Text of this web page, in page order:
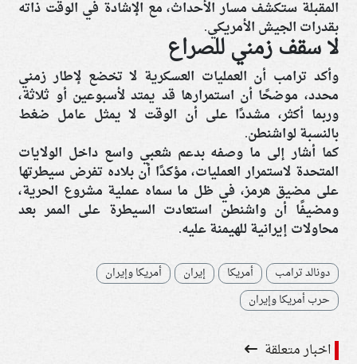
المقبلة ستكشف مسار الأحداث، مع الإشادة في الوقت ذاته
بقدرات الجيش الأمريكي.
لا سقف زمني للصراع
وأكد ترامب أن العمليات العسكرية لا تخضع لإطار زمني
محدد، موضحًا أن استمرارها قد يمتد لأسبوعين أو ثلاثة،
وربما أكثر، مشددًا على أن الوقت لا يمثل عامل ضغط
بالنسبة لواشنطن.
كما أشار إلى ما وصفه بدعم شعبي واسع داخل الولايات
المتحدة لاستمرار العمليات، مؤكدًا أن بلاده تفرض سيطرتها
على مضيق هرمز، في ظل ما سماه عملية مشروع الحرية،
ومضيفًا أن واشنطن استعادت السيطرة على الممر بعد
محاولات إيرانية للهيمنة عليه.
دونالد ترامب أمريكا إيران
أمريكا وإيران
حرب أمريكا وإيران
اخبار متعلقة